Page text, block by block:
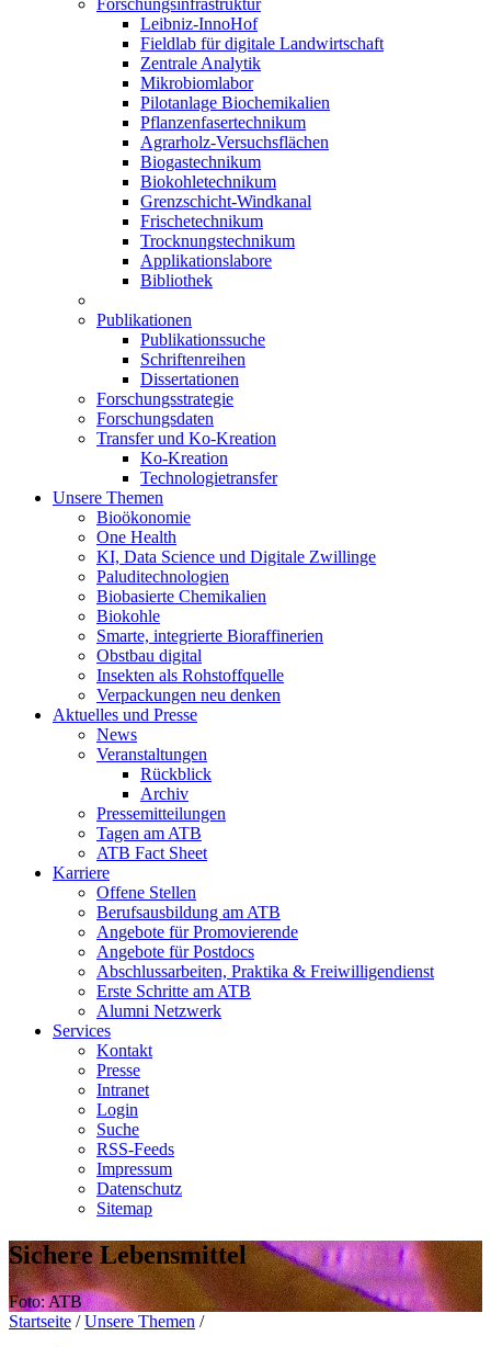
Forschungsinfrastruktur
Leibniz-InnoHof
Fieldlab für digitale Landwirtschaft
Zentrale Analytik
Mikrobiomlabor
Pilotanlage Biochemikalien
Pflanzenfasertechnikum
Agrarholz-Versuchsflächen
Biogastechnikum
Biokohletechnikum
Grenzschicht-Windkanal
Frischetechnikum
Trocknungstechnikum
Applikationslabore
Bibliothek
Publikationen
Publikationssuche
Schriftenreihen
Dissertationen
Forschungsstrategie
Forschungsdaten
Transfer und Ko-Kreation
Ko-Kreation
Technologietransfer
Unsere Themen
Bioökonomie
One Health
KI, Data Science und Digitale Zwillinge
Paluditechnologien
Biobasierte Chemikalien
Biokohle
Smarte, integrierte Bioraffinerien
Obstbau digital
Insekten als Rohstoffquelle
Verpackungen neu denken
Aktuelles und Presse
News
Veranstaltungen
Rückblick
Archiv
Pressemitteilungen
Tagen am ATB
ATB Fact Sheet
Karriere
Offene Stellen
Berufsausbildung am ATB
Angebote für Promovierende
Angebote für Postdocs
Abschlussarbeiten, Praktika & Freiwilligendienst
Erste Schritte am ATB
Alumni Netzwerk
Services
Kontakt
Presse
Intranet
Login
Suche
RSS-Feeds
Impressum
Datenschutz
Sitemap
Sichere Lebensmittel
Foto: ATB
Startseite / Unsere Themen /